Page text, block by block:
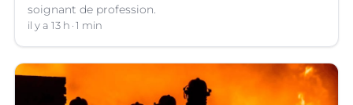
soignant de profession.
il y a 13 h 1 min